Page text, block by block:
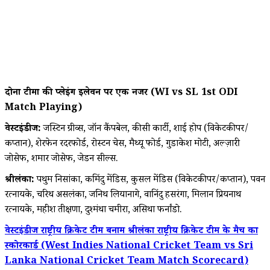
दोनों टीमों की प्लेइंग इलेवन पर एक नजर (WI vs SL 1st ODI
Match Playing)
वेस्टइंडीज:जस्टिन ग्रीव्स, जॉन कैंपबेल, कीसी कार्टी, शाई होप (विकेटकीपर/
कप्तान), शेरफेन रदरफोर्ड, रोस्टन चेस, मैथ्यू फोर्ड, गुडाकेश मोटी, अल्ज़ारी
जोसेफ, शमार जोसेफ, जेडन सील्स.
श्रीलंका:पथुम निसांका, कमिंदु मेंडिस, कुसल मेंडिस (विकेटकीपर/कप्तान), पवन
रत्नायके, चरिथ असलंका, जनिथ लियानागे, वानिंदु हसरंगा, मिलान प्रियनाथ
रत्नायके, महीश तीक्षणा, दुश्मंथा चमीरा, असिथा फर्नांडो.
वेस्टइंडीज राष्ट्रीय क्रिकेट टीम बनाम श्रीलंका राष्ट्रीय क्रिकेट टीम के मैच का
स्कोरकार्ड (West Indies National Cricket Team vs Sri
Lanka National Cricket Team Match Scorecard)